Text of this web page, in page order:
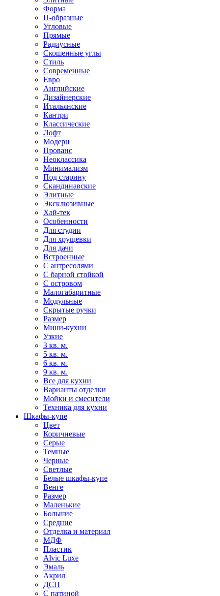
Форма
П-образные
Угловые
Прямые
Радиусные
Скошенные углы
Стиль
Современные
Евро
Английские
Дизайнерские
Итальянские
Кантри
Классические
Лофт
Модерн
Прованс
Неоклассика
Минимализм
Под старину
Скандинавские
Элитные
Эксклюзивные
Хай-тек
Особенности
Для студии
Для хрущевки
Для дачи
Встроенные
С антресолями
С барной стойкой
С островом
Малогабаритные
Модульные
Скрытые ручки
Размер
Мини-кухни
Узкие
3 кв. м.
5 кв. м.
6 кв. м.
9 кв. м.
Все для кухни
Варианты отделки
Мойки и смесители
Техника для кухни
Шкафы-купе
Цвет
Коричневые
Серые
Темные
Черные
Светлые
Белые шкафы-купе
Венге
Размер
Маленькие
Большие
Средние
Отделка и материал
МДФ
Пластик
Alvic Luxe
Эмаль
Акрил
ДСП
С патиной